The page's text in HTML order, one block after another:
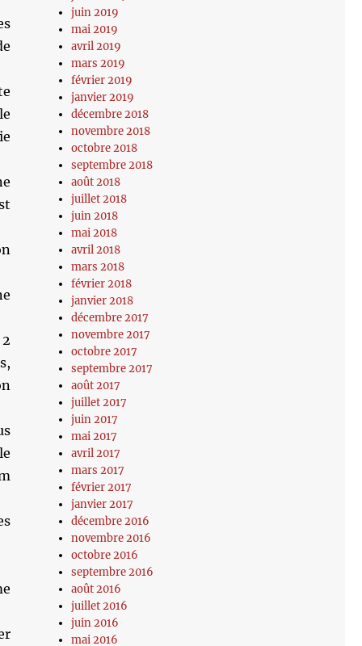
juin 2019
mai 2019
avril 2019
mars 2019
février 2019
janvier 2019
décembre 2018
novembre 2018
octobre 2018
septembre 2018
août 2018
juillet 2018
juin 2018
mai 2018
avril 2018
mars 2018
février 2018
janvier 2018
décembre 2017
novembre 2017
octobre 2017
septembre 2017
août 2017
juillet 2017
juin 2017
mai 2017
avril 2017
mars 2017
février 2017
janvier 2017
décembre 2016
novembre 2016
octobre 2016
septembre 2016
août 2016
juillet 2016
juin 2016
mai 2016